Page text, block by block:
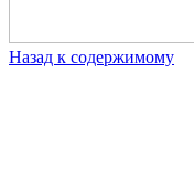
Назад к содержимому